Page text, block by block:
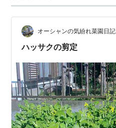
オーシャンの気紛れ菜園日記
ハッサクの剪定